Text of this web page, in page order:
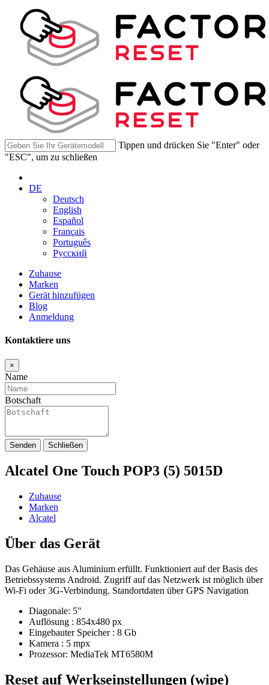
Tippen und drücken Sie "Enter" oder
"ESC", um zu schließen
DE
Deutsch
English
Español
Français
Português
Русский
Zuhause
Marken
Gerät hinzufügen
Blog
Anmeldung
Kontaktiere uns
×
Name
Botschaft
Senden Schließen
Alcatel One Touch POP3 (5) 5015D
Zuhause
Marken
Alcatel
Über das Gerät
Das Gehäuse aus Aluminium erfüllt. Funktioniert auf der Basis des
Betriebssystems Android. Zugriff auf das Netzwerk ist möglich über
Wi-Fi oder 3G-Verbindung. Standortdaten über GPS Navigation
Diagonale: 5"
Auflösung : 854x480 px
Eingebauter Speicher : 8 Gb
Kamera : 5 mpx
Prozessor: MediaTek MT6580M
Reset auf Werkseinstellungen (wipe)